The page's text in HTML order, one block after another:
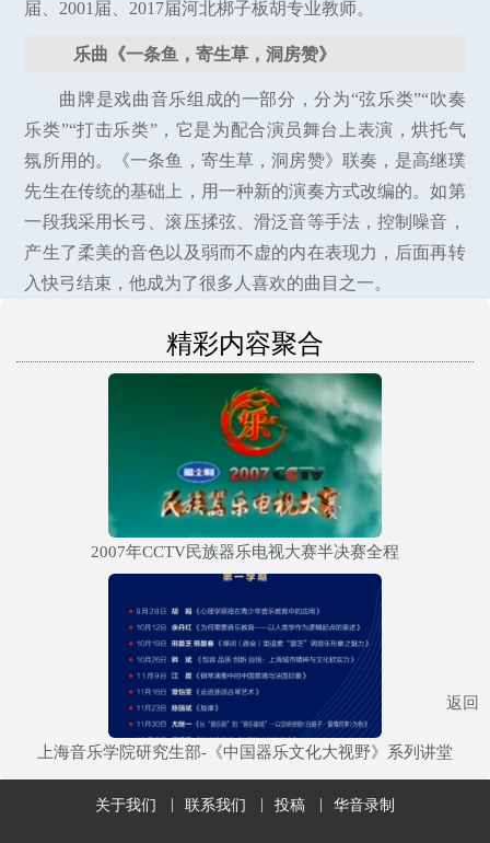
届、2001届、2017届河北梆子板胡专业教师。
乐曲《一条鱼，寄生草，洞房赞》
曲牌是戏曲音乐组成的一部分，分为“弦乐类”“吹奏
乐类”“打击乐类”，它是为配合演员舞台上表演，烘托气
氛所用的。《一条鱼，寄生草，洞房赞》联奏，是高继璞
先生在传统的基础上，用一种新的演奏方式改编的。如第
一段我采用长弓、滚压揉弦、滑泛音等手法，控制噪音，
产生了柔美的音色以及弱而不虚的内在表现力，后面再转
入快弓结束，他成为了很多人喜欢的曲目之一。
精彩内容聚合
2007年CCTV民族器乐电视大赛半决赛全程
上海音乐学院研究生部-《中国器乐文化大视野》系列讲堂
关于我们 联系我们 投稿 华音录制
返回